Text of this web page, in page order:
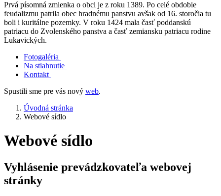
Prvá písomná zmienka o obci je z roku 1389. Po celé obdobie
feudalizmu patrila obec hradnému panstvu avšak od 16. storočia tu
boli i kuritálne pozemky. V roku 1424 mala časť poddanskú
patriacu do Zvolenského panstva a časť zemiansku patriacu rodine
Lukavických.
Fotogaléria
Na stiahnutie
Kontakt
Spustili sme pre vás nový web.
Úvodná stránka
Webové sídlo
Webové sídlo
Vyhlásenie prevádzkovateľa webovej
stránky